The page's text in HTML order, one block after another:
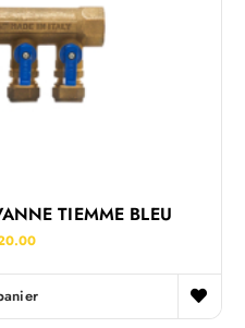
TIEMME BLEU